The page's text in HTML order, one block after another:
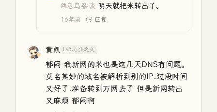
@老鸟杂谈 明天就把米转出了。
16年前 回复
黄凯 Lv3.点头之交
郁闷 我新网的米也是这几天DNS有问题。
莫名其妙的域名被解析到别的IP.过段时间
又好了.准备转到万网去了 但是新网转出
又麻烦 郁闷啊